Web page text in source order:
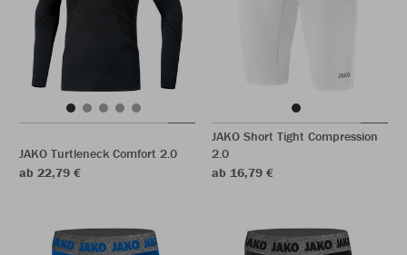
JAKO Turtleneck Comfort 2.0
ab 22,79 €
JAKO Short Tight Compression
2.0
ab 16,79 €